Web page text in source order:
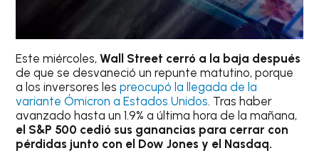
Este miércoles,Wall Street cerró a la baja después
de que se desvaneció un repunte matutino, porque
a los inversores les preocupó la llegada de la
variante Ómicron a Estados Unidos. Tras haber
avanzado hasta un 1.9% a última hora de la mañana,
el S&P 500 cedió sus ganancias para cerrar con
pérdidas junto con el Dow Jones y el Nasdaq.